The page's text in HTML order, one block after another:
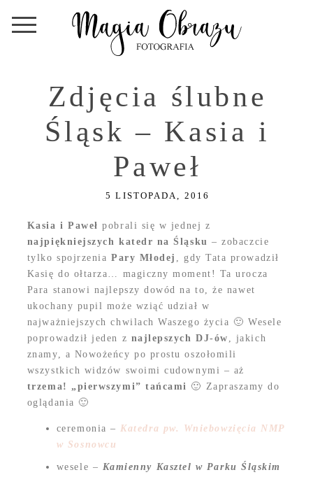
Zdjęcia ślubne
Śląsk – Kasia i
Paweł
5 LISTOPADA, 2016
Kasia i Paweł pobrali się w jednej z
najpiękniejszych katedr na Śląsku – zobaczcie
tylko spojrzenia Pary Młodej
, gdy Tata prowadził
Kasię do ołtarza… magiczny moment! Ta urocza
Para stanowi najlepszy dowód na to, że nawet
ukochany pupil może wziąć udział w
najważniejszych chwilach Waszego życia 🙂 Wesele
poprowadził jeden z najlepszych DJ-ów
, jakich
znamy, a Nowożeńcy po prostu oszołomili
wszystkich widzów swoimi cudownymi – aż
trzema! „pierwszymi” tańcami 🙂 Zapraszamy do
oglądania 🙂
ceremonia – Katedra pw. Wniebowzięcia NMP
w Sosnowcu
wesele – Kamienny Kasztel w Parku Śląskim